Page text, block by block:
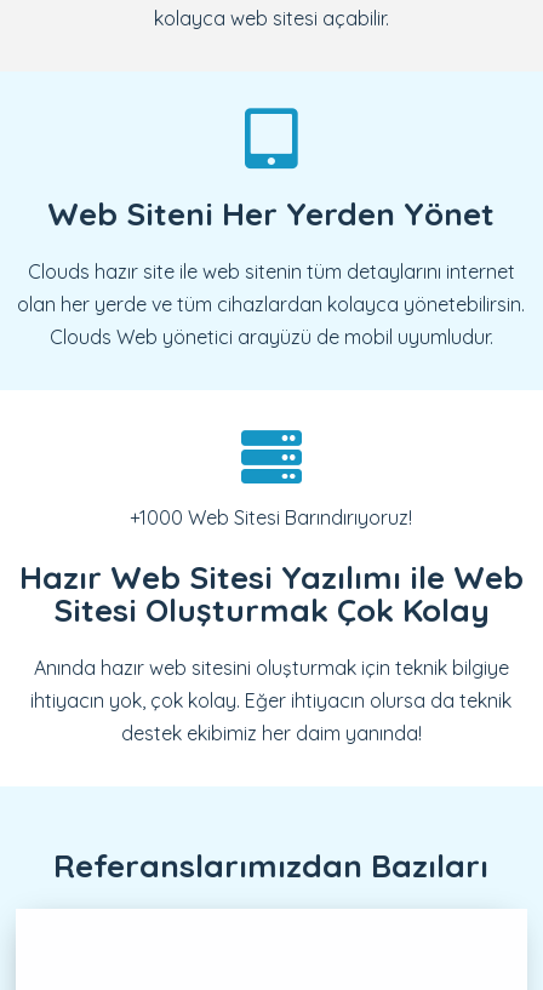
kolayca web sitesi açabilir.
Web Siteni Her Yerden Yönet
Clouds hazır site ile web sitenin tüm detaylarını internet
olan her yerde ve tüm cihazlardan kolayca yönetebilirsin.
Clouds Web yönetici arayüzü de mobil uyumludur.
+1000 Web Sitesi Barındırıyoruz!
Hazır Web Sitesi Yazılımı ile Web
Sitesi Oluşturmak Çok Kolay
Anında hazır web sitesini oluşturmak için teknik bilgiye
ihtiyacın yok, çok kolay. Eğer ihtiyacın olursa da teknik
destek ekibimiz her daim yanında!
Referanslarımızdan Bazıları